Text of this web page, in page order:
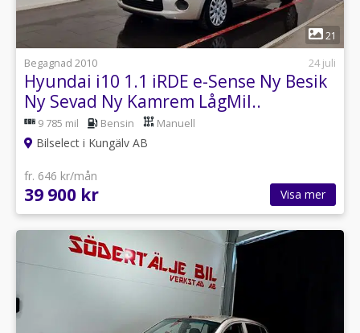
21
Begagnad 2010
24 juli
Hyundai i10 1.1 iRDE e-Sense Ny Besik
Ny Sevad Ny Kamrem LågMil..
9 785 mil Bensin Manuell
Bilselect i Kungälv AB
fr. 646 kr/mån
39 900 kr Visa mer